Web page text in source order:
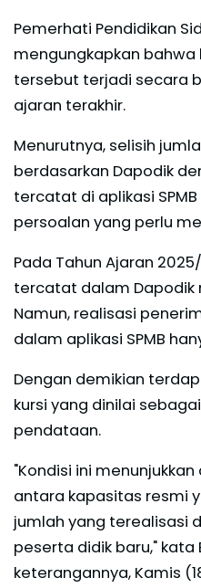
Pemerhati Pendidikan
mengungkapkan
tersebut terjadi secara
ajaran terakhir.
Menurutnya, selisih
berdasarkan Dapodik
tercatat di aplikasi
persoalan yang perlu
Pada Tahun Ajaran
tercatat dalam Dapodik
Namun, realisasi
dalam aplikasi SPMB
Dengan demikian
kursi yang dinilai
pendataan.
"Kondisi ini
antara kapasitas resmi
jumlah yang terealisasi
peserta didik baru,"
keterangannya, Kamis